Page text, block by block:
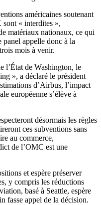
américaines soutenant
« interdites »,
matériaux nationaux, ce qui
appelle donc à la
mois à venir.
l’État de Washington, le
», a déclaré le président
d’Airbus, l’impact
européenne s’élève à
désormais les règles
ces subventions sans
au commerce,
de l’OMC est une
et espère préserver
y compris les réductions
basé à Seattle, espère
fasse appel de la décision.